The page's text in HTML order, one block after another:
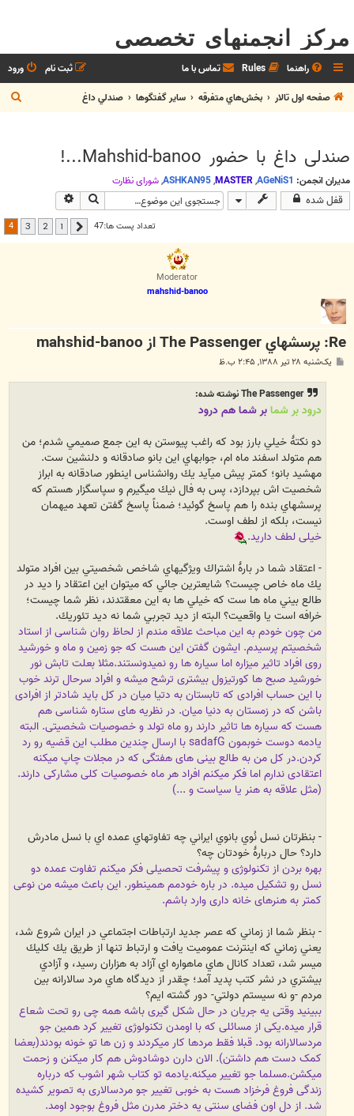
مرکز انجمنهای تخصصی
راهنما Rules تماس با ما ورود
ثبت نام
صفحه اول تالار
بخش‌‌هاي متفرقه ساير گفتگوها صندلي داغ
س
صندلی داغ با حضور Mahshid-banoo...!
مدیران انجمن: AGeNiS1
,
MASTER
,
ASHKAN95
,شوراي نظارت
قفل شده جستجو
تعداد پست ها:47 قبلی 1
2
3
4
Moderator
mahshid-banoo
Re: پرسشهاي The Passenger از mahshid-banoo
یک‌شنبه ۲۸ تیر ۱۳۸۸, ۲:۴۵ ب.ظ
The Passenger نوشته شده:
درود بر شمابر شما هم درود
دو نكتۀ خيلي بارز بود كه راغب پيوستن به اين جمع صميمي شدم؛ من
هم متولد اسفند ماه ام، جوابهاي اين بانو صادقانه و دلنشين ست.
مهشيد بانو؛ كمتر پيش ميآيد يك روانشناس اينطور صادقانه به ابراز
شخصيت اش بپردازد، پس به فال نيك ميگيرم و سپاسگزار هستم كه
پرسشهاي بنده را هم پاسخ گوئيد؛ ضمناً پاسخ گفتن تعهد ميهمان
نيست، بلكه از لطف اوست.
خیلی لطف دارید.
- اعتقاد شما در بارۀ اشتراك ويژگيهاي شاخص شخصيتي بين افراد متولد
يك ماه خاص چيست؟ شايعترين جائي كه ميتوان اين اعتقاد را ديد در
طالع بيني ماه ها ست كه خيلي ها به اين معقتدند، نظر شما چيست؛
خرافه است يا واقعيت؟ البته از ديد تجربي شما نه ديد تئوريك.
من چون خودم به این مباحث علاقه مندم از لحاظ روان شناسی از استاد
شخصیتم پرسیدم. ایشون گفتن این هست که جو زمین و ماه و خورشید
روی افراد تاثیر میزاره اما سیاره ها رو نمیدونستند.مثلا بعلت تابش نور
خورشید صبح ها کورتیزول بیشتری ترشح میشه و افراد سرحال ترند خوب
با این حساب افرادی که تابستان به دتیا میان در کل باید شادتر از افرادی
باشن که در زمستان به دنیا میان. در نظریه های ستاره شناسی هم
هست که سیاره ها تاثیر دارند رو ماه تولد و خصوصیات شخصیتی. البته
یادمه دوست خوبمون sadafG با ارسال چندین مطلب این قضیه رو رد
کردن.در کل من به طالع بینی های هفتگی که در مجلات چاپ میکنه
اعتقادی ندارم اما فکر میکنم افراد هر ماه خصوصیات کلی مشارکی دارند.
(مثل علاقه به هنر یا سیاست و ...)
- بنظرتان نسل نُوي بانوي ايراني چه تفاوتهاي عمده اي با نسل مادرش
دارد؟ حال دربارۀ خودتان چه؟
بهره بردن از تکنولوژی و پیشرفت تحصیلی فکر میکنم تفاوت عمده دو
نسل رو تشکیل میده. در باره خودمم همینطور. این باعث میشه من نوعی
کمتر به هنرهای خانه داری وارد باشم.
- بنظر شما از زماني كه عصر جديد ارتباطات اجتماعي در ايران شروع شد،
يعني زماني كه اينترنت عموميت يافت و ارتباط تنها از طريق يك كليك
ميسر شد، تعداد كانال هاي ماهواره اي آزاد به هزاران رسيد، و آزادي
بيشتري در نشر كتب پديد آمد؛ چقدر از ديدگاه هاي مرد سالارانه بين
مردم -و نه سيستم دولتي- دور گشته ايم؟
ببینید وقتی یه جریان در حال شکل گیری باشه همه چی رو تحت شعاع
قرار میده.یکی از مسائلی که با اومدن تکنولوژی تغییر کرد همین جو
مردسالارانه بود. قبلا فقط مردها کار میکردند و زن ها تو خونه بودند(بعضا
کمک دست هم داشتن). الان دارن دوشادوش هم کار میکنن و زحمت
میکشن.مسلما جو تغییر میکنه.یادمه تو کتاب شهر اشوب که درباره
زندگی فروغ فرخزاد هست به خوبی تغییر جو مردسالاری به تصویر کشیده
شد. از دل اون فضای سنتی یه دختر مدرن مثل فروغ بوجود اومد.